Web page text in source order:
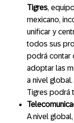
Tigres,
mexicano,
unificar y
todos sus
podrá contar
adoptar las
a nivel
Tigres podrá
A nivel